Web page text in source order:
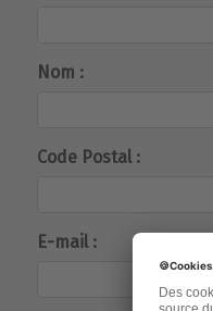
Nom :
Code Postal :
E-mail :